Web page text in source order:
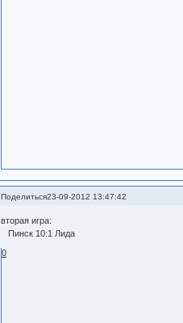
Поделиться23-09-2012 13:47:42
вторая игра:
Пинск 10:1 Лида
0